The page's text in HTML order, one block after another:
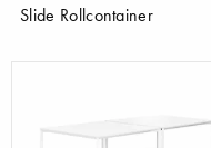
Slide Rollcontainer